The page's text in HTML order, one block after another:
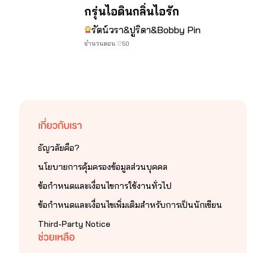
กรุ่นไอดินกลิ่นไอรัก
รัตน์วรา&ปูริดา&Bobby Pin
จำนวนตอน 50
เกี่ยวกับเรา
ธัญวลัยคือ?
นโยบายการคุ้มครองข้อมูลส่วนบุคคล
ข้อกำหนดและเงื่อนไขการใช้งานทั่วไป
ข้อกำหนดและเงื่อนไขเพิ่มเติมสำหรับการเป็นนักเขียน
Third-Party Notice
ช่วยเหลือ